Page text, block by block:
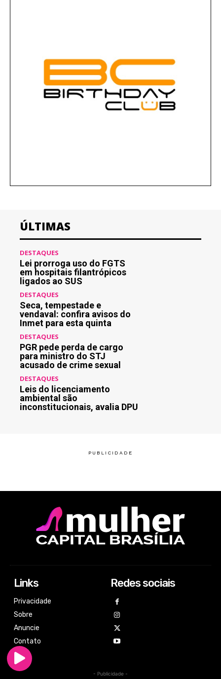
ÚLTIMAS
DESTAQUES
Lei prorroga uso do FGTS
em hospitais filantrópicos
ligados ao SUS
DESTAQUES
Seca, tempestade e
vendaval: confira avisos do
Inmet para esta quinta
DESTAQUES
PGR pede perda de cargo
para ministro do STJ
acusado de crime sexual
DESTAQUES
Leis do licenciamento
ambiental são
inconstitucionais, avalia DPU
Links
Privacidade
Sobre
Anuncie
Contato
Redes sociais
- Publicidade -